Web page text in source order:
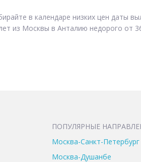
в календаре низких цен даты
из Москвы в Анталию недорого от
ПОПУЛЯРНЫЕ
Москва-Санкт-Петербург
Москва-Душанбе